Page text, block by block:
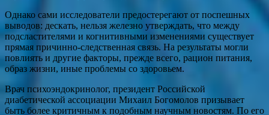
Однако сами исследователи предостерегают от поспешных
выводов: дескать, нельзя железно утверждать, что между
подсластителями и когнитивными изменениями существует
прямая причинно-следственная связь. На результаты могли
повлиять и другие факторы, прежде всего, рацион питания,
образ жизни, иные проблемы со здоровьем.
Врач психоэндокринолог, президент Российской
диабетической ассоциации Михаил Богомолов призывает
быть более критичным к подобным научным новостям. По его